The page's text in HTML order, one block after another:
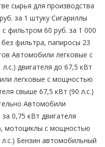
сырья для производства
за 1 штуку Сигариллы
фильтром 60 руб. за 1 000
фильтра, папиросы 23
Автомобили легковые с
двигателя до 67,5 кВт
легковые с мощностью
свыше 67,5 кВт (90 л.с.)
Автомобили
0,75 кВт двигателя
мотоциклы с мощностью
Бензин автомобильный